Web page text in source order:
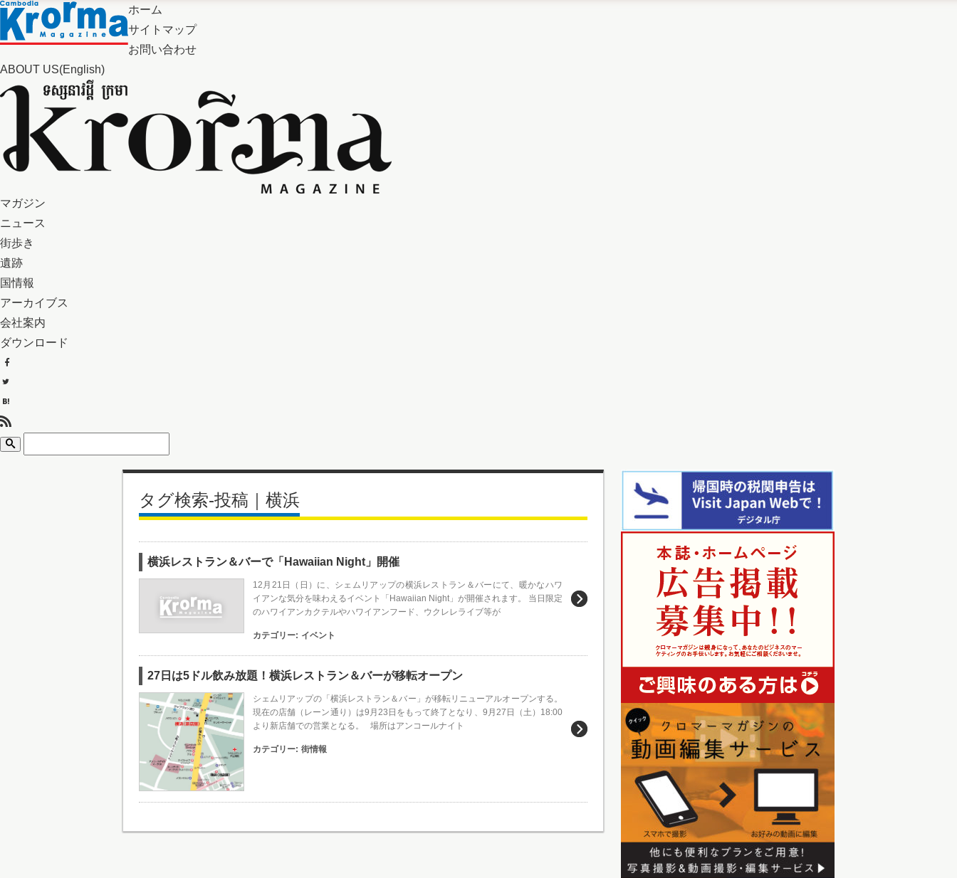
ホーム
サイトマップ
お問い合わせ
ABOUT US(English)
マガジン
ニュース
街歩き
遺跡
国情報
アーカイブス
会社案内
ダウンロード
タグ検索-投稿｜横浜
横浜レストラン＆バーで「Hawaiian Night」開催
12月21日（日）に、シェムリアップの横浜レストラン＆バーにて、暖かなハワ
イアンな気分を味わえるイベント「Hawaiian Night」が開催されます。 当日限定
のハワイアンカクテルやハワイアンフード、ウクレレライブ等が
カテゴリー: イベント
27日は5ドル飲み放題！横浜レストラン＆バーが移転オープン
シェムリアップの「横浜レストラン＆バー」が移転リニューアルオープンする。
現在の店舗（レーン通り）は9月23日をもって終了となり、9月27日（土）18:00
より新店舗での営業となる。 場所はアンコールナイト
カテゴリー: 街情報